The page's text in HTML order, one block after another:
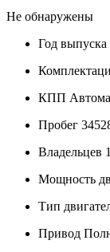
Не обнаружены
Год выпуска
КПП
Пробег
Владельцев 1
Мощность
Тип
Привод